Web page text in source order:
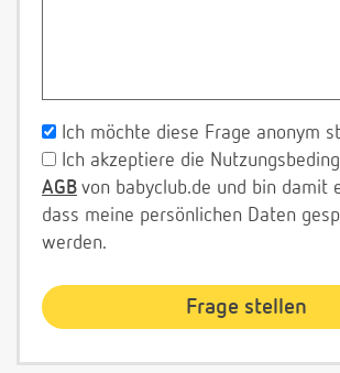
Ich möchte diese Frage anonym
Ich akzeptiere die
AGB von babyclub.de und bin damit
dass meine persönlichen Daten
werden.